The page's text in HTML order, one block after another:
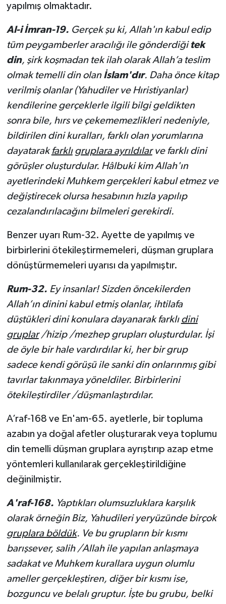
yapılmış olmaktadır.
Al-i İmran-19. Gerçek şu ki, Allah'ın kabul edip
tüm peygamberler aracılığı ile gön­derdiği tek
din, şirk koşmadan tek ilah olarak Allah’a teslim
olmak temelli din olan İslam'dır. Daha önce kitap
verilmiş olanlar (Yahudiler ve Hıristiyanlar)
kendilerine gerçeklerle ilgili bilgi geldikten
sonra bile, hırs ve çekememezlikleri nedeniyle,
bildirilen dini kuralları, farklı olan yorumlarına
dayatarak farklı gruplara ayrıldılarve farklı dini
görüşler oluşturdular. Hâlbuki kim Allah'ın
ayetlerindeki Muhkem gerçekleri kabul etmez ve
değiştirecek olursa hesabının hızla yapılıp
cezalandırılacağını bilmeleri gerekirdi.
Benzer uyarı Rum-32. Ayette de yapılmış ve
birbirlerini ötekileştirmemeleri, düşman gruplara
dönüştürmemeleri uyarısı da yapılmıştır.
Rum-32. Ey insanlar! Sizden öncekilerden
Allah’ın dinini kabul etmiş olanlar, ihtilafa
düştükleri dini konulara dayanarak farklı dini
gruplar/hizip /mezhep grupları oluşturdular. İşi
de öyle bir hale vardırdılar ki, her bir grup
sadece kendi görüşü ile sanki din onlarınmış gibi
tavırlar takınmaya yöneldiler. Birbirlerini
ötekileştirdiler /düşmanlaştırdılar.
A’raf-168 ve En'am-65. ayetlerle, bir topluma
azabın ya doğal afetler oluşturarak veya toplumu
din temelli düşman gruplara ayrıştırıp azap etme
yöntemleri kullanılarak gerçekleştirildiğine
değinilmiştir.
A'raf-168. Yaptıkları olumsuzluklara karşılık
olarak örneğin Biz, Yahudileri yeryüzünde birçok
gruplara böldük. Ve bu grupların bir kısmı
barışsever, salih /Allah ile yapılan anlaşmaya
sadakat ve Muhkem kurallara uygun olumlu
ameller gerçekleştiren, diğer bir kısmı ise,
bozguncu ve belalı gruptur. İşte bu grubu, belki